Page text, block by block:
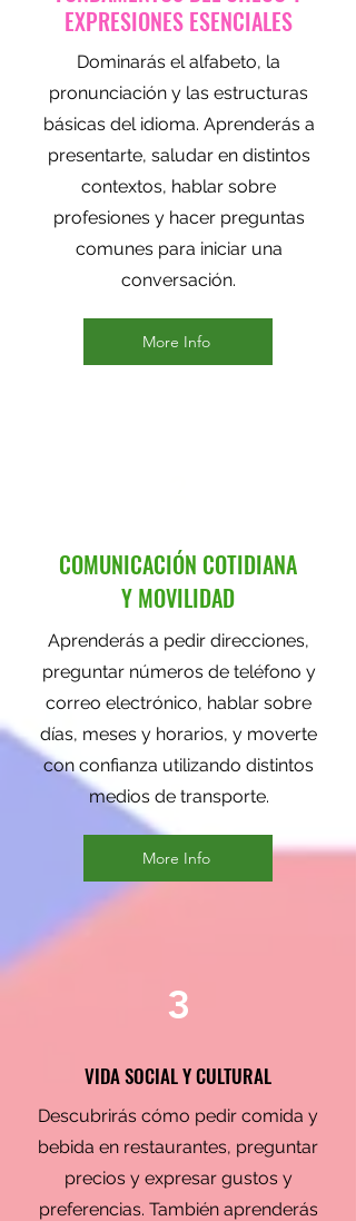
EXPRESIONES ESENCIALES
Dominarás el alfabeto, la
pronunciación y las estructuras
básicas del idioma. Aprenderás a
presentarte, saludar en distintos
contextos, hablar sobre
profesiones y hacer preguntas
comunes para iniciar una
conversación.
More Info
COMUNICACIÓN COTIDIANA
Y MOVILIDAD
Aprenderás a pedir direcciones,
preguntar números de teléfono y
correo electrónico, hablar sobre
días, meses y horarios, y moverte
con confianza utilizando distintos
medios de transporte.
More Info
3
VIDA SOCIAL Y CULTURAL
Descubrirás cómo pedir comida y
bebida en restaurantes, preguntar
precios y expresar gustos y
preferencias. También aprenderás